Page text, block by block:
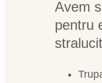
Avem
pentru